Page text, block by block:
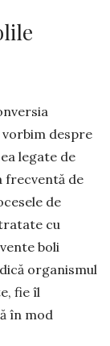
despre
legate de
frecventă de
de
cu
boli
organismul
fie îl
în mod